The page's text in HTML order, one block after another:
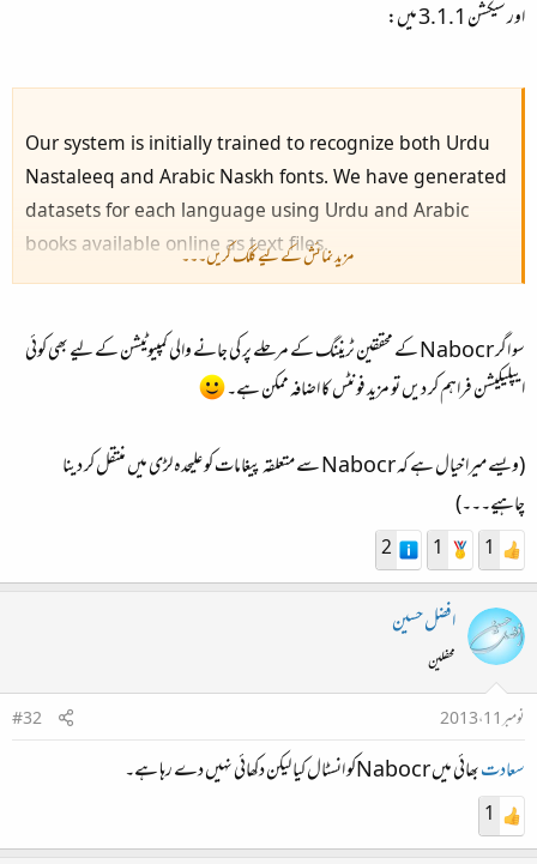
اور سیکشن 3.1.1میں:
Our system is initially trained to recognize both Urdu
Nastaleeq and Arabic Naskh fonts. We have generated
datasets for each language using Urdu and Arabic
books available online as text files.
مزید نمائش کے لیے کلک کریں۔۔۔
سو اگرNabocrکے محققین ٹریننگ کے مرحلے پر کی جانے والی کمپیوٹیشن کے لیے بھی کوئی
ایپلیکیشن فراہم کر دیں تو مزید فونٹس کا اضافہ ممکن ہے۔
(ویسے میرا خیال ہے کہNabocrسے متعلقہ پیغامات کو علیحدہ لڑی میں منتقل کر دینا
چاہیے۔۔۔)
1
1
2
افضل حسین
محفلین
نومبر 11، 2013
#32
سعادتبھائی میں Nabocrکو انسٹال کیا لیکن دکھائی نہیں دے رہا ہے۔
1